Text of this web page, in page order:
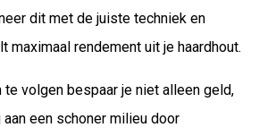
dit met de juiste techniek en
maximaal rendement uit je haardhout.
te volgen bespaar je niet alleen geld,
een schoner milieu door